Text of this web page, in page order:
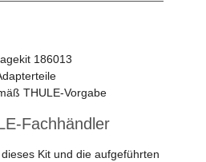
186013
THULE-Vorgabe
Fachhändler
Kit und die aufgeführten